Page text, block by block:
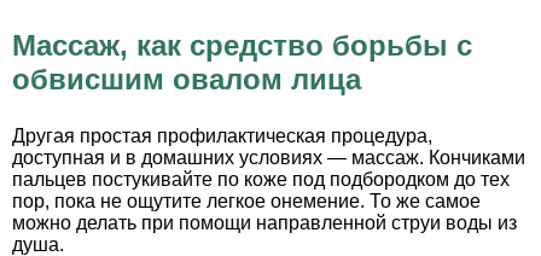
Массаж, как средство борьбы с
обвисшим овалом лица
Другая простая профилактическая процедура,
доступная и в домашних условиях — массаж. Кончиками
пальцев постукивайте по коже под подбородком до тех
пор, пока не ощутите легкое онемение. То же самое
можно делать при помощи направленной струи воды из
душа.